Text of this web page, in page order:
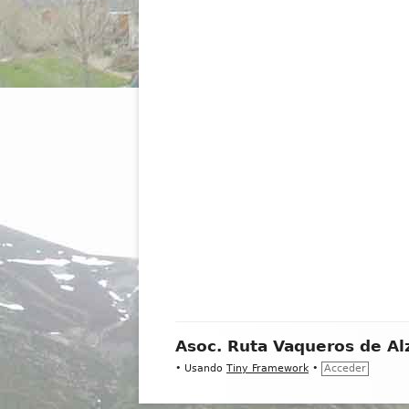
Contenido
del
Footer
Asoc. Ruta Vaqueros de
• Usando Tiny Framework • Acceder